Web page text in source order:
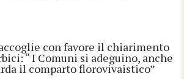
con favore il chiarimento
“ I Comuni si adeguino, anche
il comparto florovivaistico”